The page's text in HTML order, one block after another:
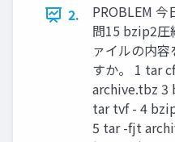
2.
PROBLEM
問15 bzip2圧
ァイルの内
すか。 1 tar
archive.tbz 3
tar tvf - 4
5 tar -fjt